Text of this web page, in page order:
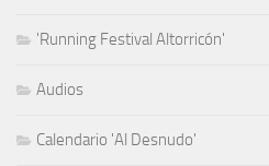
'Running Festival Altorricón'
Audios
Calendario 'Al Desnudo'